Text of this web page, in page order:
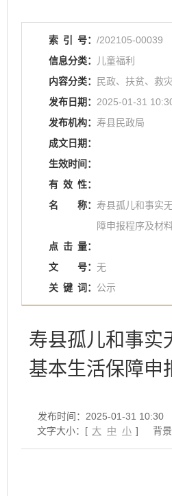
索 引 号： /202105-00039
信息分类：
儿童福利
内容分类：
民政、扶贫、救灾
发布日期： 2025-01-31
发布机构： 寿县民政局
成文日期：
生效时间：
有 效 性：
名
称： 寿县孤儿和事实
障申报程序及材
点 击 量：
文
号： 无
关 键 词： 公示
寿县孤儿和事实
基本生活保障申
发布时间：2025-01-31 10:30
文字大小：[ 大 中 小 ] 背景